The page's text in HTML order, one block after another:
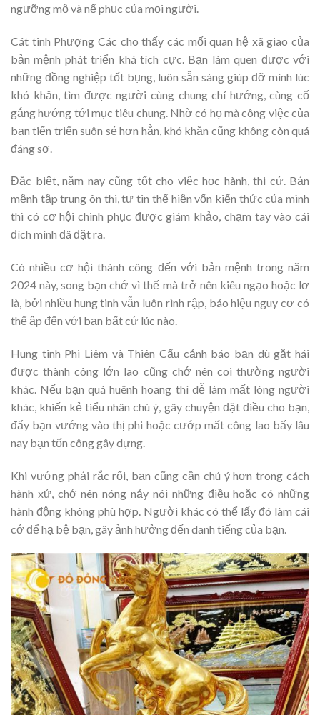
ngưỡng mộ và nể phục của mọi người.
Cát tinh Phượng Các cho thấy các mối quan hệ xã giao của
bản mệnh phát triển khá tích cực. Bạn làm quen được với
những đồng nghiệp tốt bụng, luôn sẵn sàng giúp đỡ mình lúc
khó khăn, tìm được người cùng chung chí hướng, cùng cố
gắng hướng tới mục tiêu chung. Nhờ có họ mà công việc của
bạn tiến triển suôn sẻ hơn hẳn, khó khăn cũng không còn quá
đáng sợ.
Đặc biệt, năm nay cũng tốt cho việc học hành, thi cử. Bản
mệnh tập trung ôn thi, tự tin thể hiện vốn kiến thức của mình
thì có cơ hội chinh phục được giám khảo, chạm tay vào cái
đích mình đã đặt ra.
Có nhiều cơ hội thành công đến với bản mệnh trong năm
2024 này, song bạn chớ vì thế mà trở nên kiêu ngạo hoặc lơ
là, bởi nhiều hung tinh vẫn luôn rình rập, báo hiệu nguy cơ có
thể ập đến với bạn bất cứ lúc nào.
Hung tinh Phi Liêm và Thiên Cẩu cảnh báo bạn dù gặt hái
được thành công lớn lao cũng chớ nên coi thường người
khác. Nếu bạn quá huênh hoang thì dễ làm mất lòng người
khác, khiến kẻ tiểu nhân chú ý, gây chuyện đặt điều cho bạn,
đẩy bạn vướng vào thị phi hoặc cướp mất công lao bấy lâu
nay bạn tốn công gây dựng.
Khi vướng phải rắc rối, bạn cũng cần chú ý hơn trong cách
hành xử, chớ nên nóng nảy nói những điều hoặc có những
hành động không phù hợp. Người khác có thể lấy đó làm cái
cớ để hạ bệ bạn, gây ảnh hưởng đến danh tiếng của bạn.